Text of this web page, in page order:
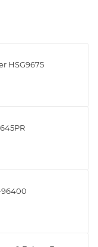
HSG9675